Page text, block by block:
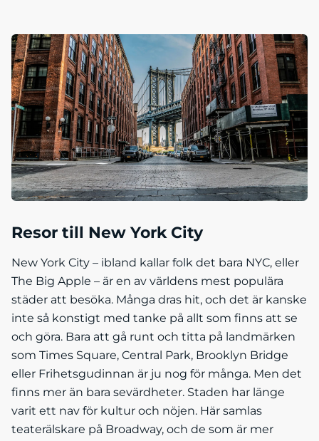
Resor till New York City
New York City – ibland kallar folk det bara NYC, eller
The Big Apple – är en av världens mest populära
städer att besöka. Många dras hit, och det är kanske
inte så konstigt med tanke på allt som finns att se
och göra. Bara att gå runt och titta på landmärken
som Times Square, Central Park, Brooklyn Bridge
eller Frihetsgudinnan är ju nog för många. Men det
finns mer än bara sevärdheter. Staden har länge
varit ett nav för kultur och nöjen. Här samlas
teaterälskare på Broadway, och de som är mer